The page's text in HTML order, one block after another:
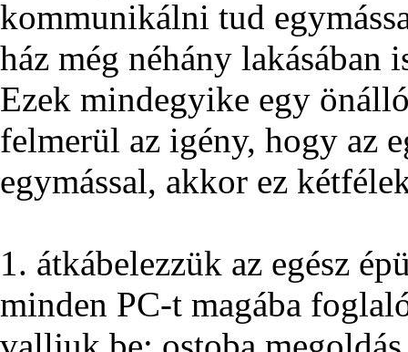
kommunikálni tud
ház még néhány lakásában
Ezek mindegyike egy
felmerül az igény, hogy az
egymással, akkor ez
1. átkábelezzük az egész
minden PC-t magába